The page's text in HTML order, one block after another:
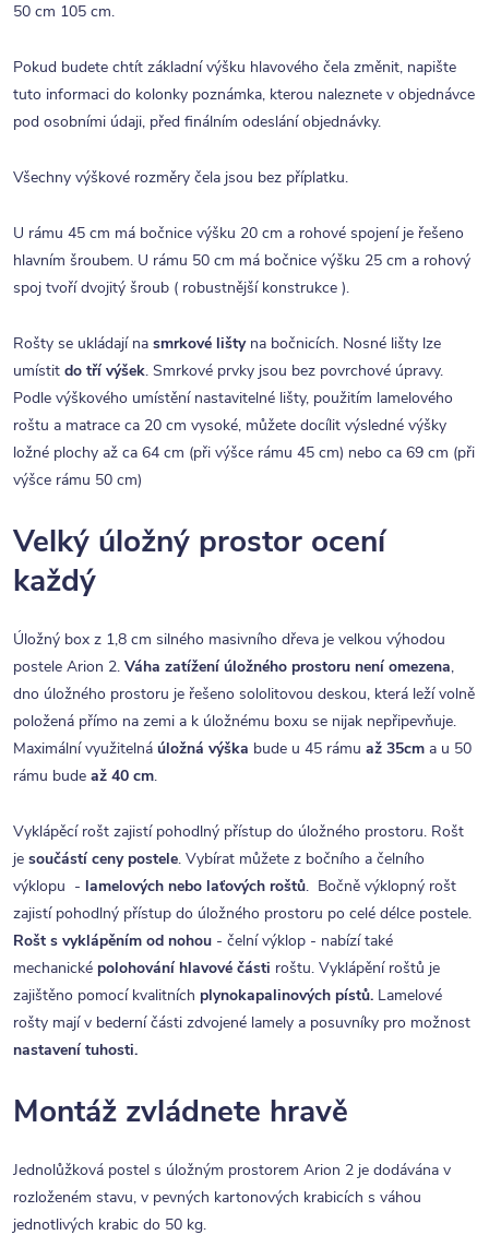
50 cm 105 cm.
Pokud budete chtít základní výšku hlavového čela změnit, napište
tuto informaci do kolonky poznámka, kterou naleznete v objednávce
pod osobními údaji, před finálním odeslání objednávky.
Všechny výškové rozměry čela jsou bez příplatku.
U rámu 45 cm má bočnice výšku 20 cm a rohové spojení je řešeno
hlavním šroubem. U rámu 50 cm má bočnice výšku 25 cm a rohový
spoj tvoří dvojitý šroub ( robustnější konstrukce ).
Rošty se ukládají na smrkové lištyna bočnicích. Nosné lišty lze
umístit do tří výšek. Smrkové prvky jsou bez povrchové úpravy.
Podle výškového umístění nastavitelné lišty, použitím lamelového
roštu a matrace ca 20 cm vysoké, můžete docílit výsledné výšky
ložné plochy až ca 64 cm (při výšce rámu 45 cm) nebo ca 69 cm (při
výšce rámu 50 cm)
Velký úložný prostor ocení
každý
Úložný box z 1,8 cm silného masivního dřeva je velkou výhodou
postele Arion 2. Váha zatížení úložného prostoru není omezena,
dno úložného prostoru je řešeno sololitovou deskou, která leží volně
položená přímo na zemi a k úložnému boxu se nijak nepřipevňuje.
Maximální využitelná úložná výška bude u 45 rámu až 35cm a u 50
rámu bude až 40 cm.
Vyklápěcí rošt zajistí pohodlný přístup do úložného prostoru. Rošt
je součástí ceny postele. Vybírat můžete z bočního a čelního
výklopu - lamelových nebo laťových roštů. Bočně výklopný rošt
zajistí pohodlný přístup do úložného prostoru po celé délce postele.
Rošt s vyklápěním od nohou - čelní výklop - nabízí také
mechanické polohování hlavové části roštu. Vyklápění roštů je
zajištěno pomocí kvalitních plynokapalinových pístů. Lamelové
rošty mají v bederní části zdvojené lamely a posuvníky pro možnost
nastavení tuhosti.
Montáž zvládnete hravě
Jednolůžková postel s úložným prostorem Arion 2 je dodávána v
rozloženém stavu, v pevných kartonových krabicích s váhou
jednotlivých krabic do 50 kg.